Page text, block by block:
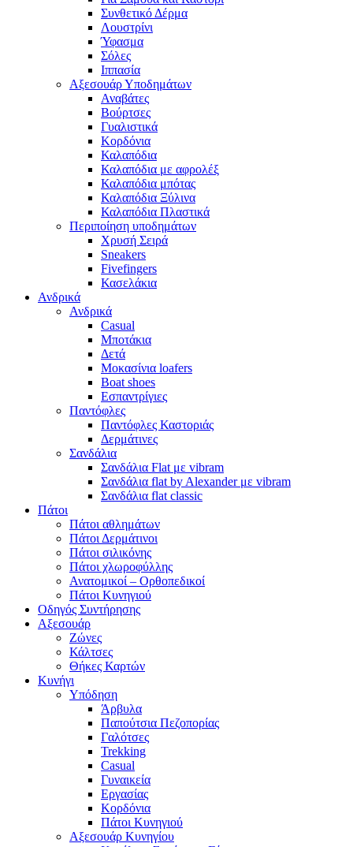
Συνθετικό Δέρμα
Λουστρίνι
Ύφασμα
Σόλες
Ιππασία
Αξεσουάρ Υποδημάτων
Αναβάτες
Βούρτσες
Γυαλιστικά
Κορδόνια
Καλαπόδια
Καλαπόδια με αφρολέξ
Καλαπόδια μπότας
Καλαπόδια Ξύλινα
Καλαπόδια Πλαστικά
Περιποίηση υποδημάτων
Χρυσή Σειρά
Sneakers
Fivefingers
Κασελάκια
Ανδρικά
Ανδρικά
Casual
Μποτάκια
Δετά
Μοκασίνια loafers
Boat shoes
Εσπαντρίγιες
Παντόφλες
Παντόφλες Καστοριάς
Δερμάτινες
Σανδάλια
Σανδάλια Flat με vibram
Σανδάλια flat by Alexander με vibram
Σανδάλια flat classic
Πάτοι
Πάτοι αθλημάτων
Πάτοι Δερμάτινοι
Πάτοι σιλικόνης
Πάτοι χλωροφύλλης
Ανατομικοί – Ορθοπεδικοί
Πάτοι Κυνηγιού
Οδηγός Συντήρησης
Αξεσουάρ
Ζώνες
Κάλτσες
Θήκες Καρτών
Κυνήγι
Υπόδηση
Άρβυλα
Παπούτσια Πεζοπορίας
Γαλότσες
Trekking
Casual
Γυναικεία
Εργασίας
Κορδόνια
Πάτοι Κυνηγιού
Αξεσουάρ Κυνηγίου